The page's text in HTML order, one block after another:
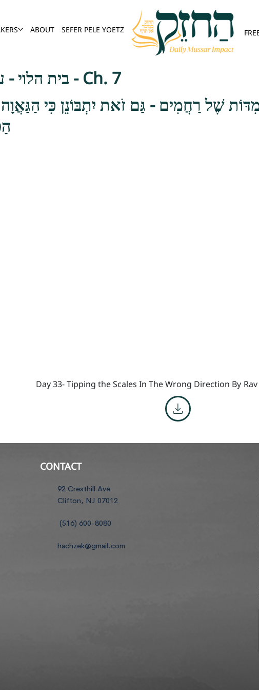
ABOUT SEFER PELE YOETZ
בית הלוי - ענווה - Ch. 7
שֶׁל רַחֲמִים - גַּם זֹאת יִתְבּוֹנֵן כִּי
Day 33- Tipping the Scales In The Wrong Direction By
CONTACT
92 Cresthill Ave
Clifton, NJ 07012
(516) 600-8080
hachzek@gmail.com